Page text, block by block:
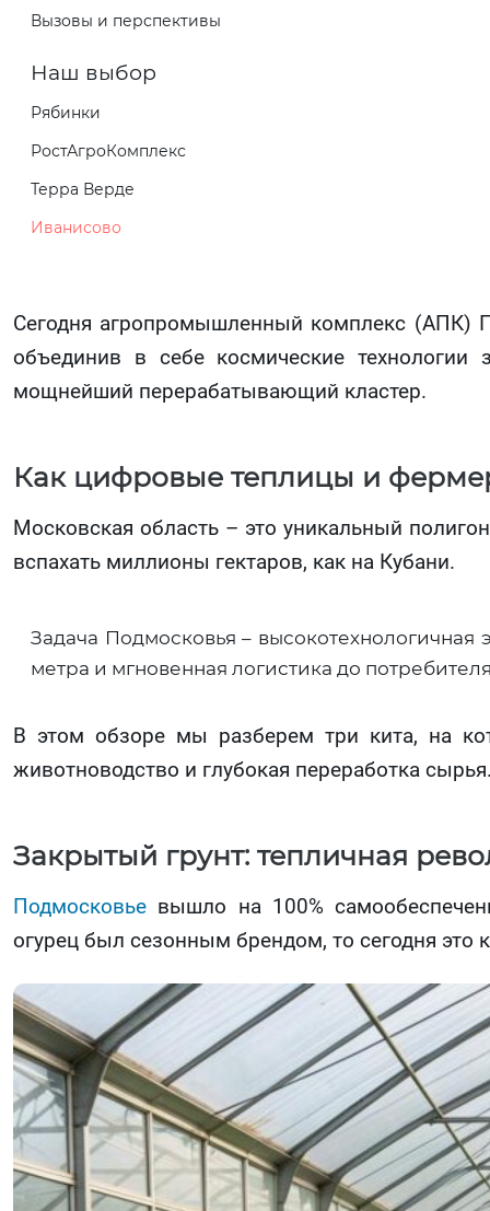
Вызовы и перспективы
Наш выбор
Рябинки
РостАгроКомплекс
Терра Верде
Иванисово
Сегодня агропромышленный комплекс (АПК)
объединив в себе космические технологии
мощнейший перерабатывающий кластер.
Как цифровые теплицы и
Московская область – это уникальный
вспахать миллионы гектаров, как на Кубани.
Задача Подмосковья –
метра и мгновенная логистика до
В этом обзоре мы разберем три кита, на
животноводство и глубокая переработка
Закрытый грунт: тепличная
Подмосковье вышло на 100%
огурец был сезонным брендом, то сегодня это